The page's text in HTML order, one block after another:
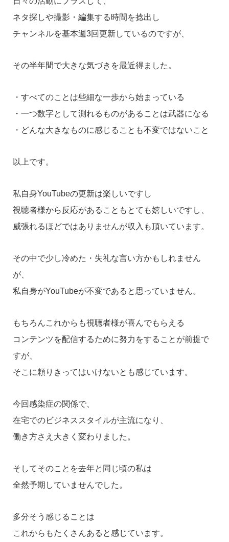
ネタ探しや撮影・編集する時間を捻出し
チャンネルを基本週3回更新しているのですが、
その半年間で大きな気づきを最近得ました。
・すべてのことは些細な一歩から始まっている
・一つ数字として測れるものがあることは武器になる
・どんな大きなものに感じることも不変ではないこと
以上です。
私自身YouTubeの更新は楽しいですし
視聴者様から反応があることもとても嬉しいですし、
威張れるほどではありませんが収入も頂いています。
その中で少し冷めた・失礼な言い方かもしれません
が、
私自身がYouTubeが不変であると思っていません。
もちろんこれからも視聴者様が喜んでもらえる
コンテンツを配信するために努力をすることが前提で
すが、
そこに頼りきってはいけないとも感じています。
今回感染症の関係で、
在宅でのビジネススタイルが主流になり、
働き方さえ大きく変わりました。
そしてそのことを去年と同じ頃の私は
全然予期していませんでした。
多分そう感じることは
これからもたくさんあると感じています。